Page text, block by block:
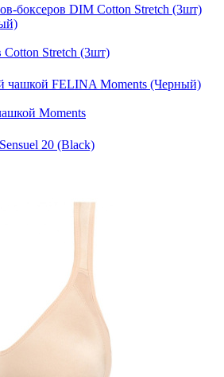
Cotton Stretch (3шт)
Moments